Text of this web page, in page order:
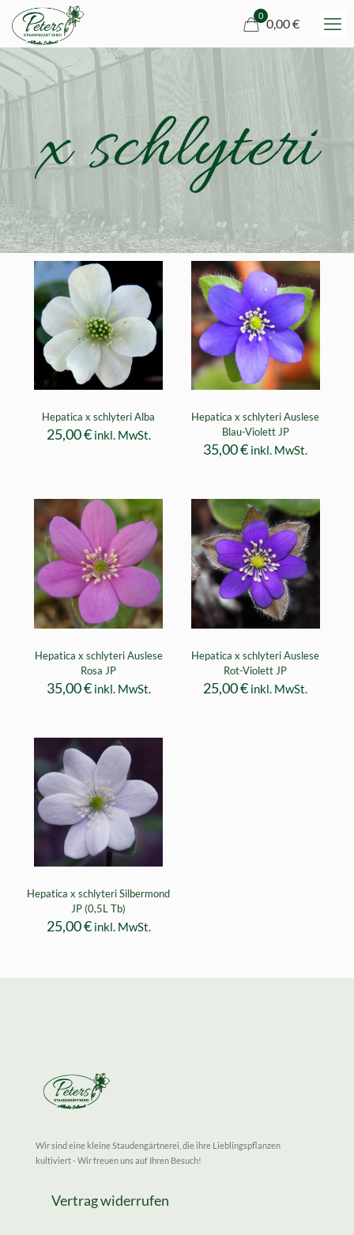
0
0,00 €
x schlyteri
Hepatica x schlyteri Alba
25,00€ inkl. MwSt.
Hepatica x schlyteri Auslese
Blau-Violett JP
35,00€ inkl. MwSt.
Hepatica x schlyteri Auslese
Rosa JP
35,00€ inkl. MwSt.
Hepatica x schlyteri Auslese
Rot-Violett JP
25,00€ inkl. MwSt.
Hepatica x schlyteri Silbermond
JP (0,5L Tb)
25,00€ inkl. MwSt.
Wir sind eine kleine Staudengärtnerei, die ihre Lieblingspflanzen
kultiviert - Wir freuen uns auf Ihren Besuch!
Vertrag widerrufen